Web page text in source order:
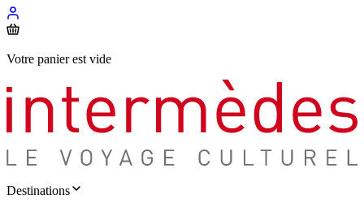
Votre panier est vide
Destinations